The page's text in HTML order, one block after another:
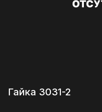
Гайка 3031-2